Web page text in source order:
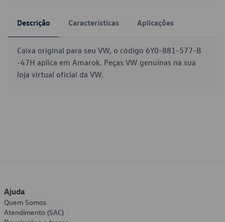
Descrição Características Aplicações
Caixa original para seu VW, o código 6Y0-881-577-B
-47H aplica em Amarok. Peças VW genuínas na sua
loja virtual oficial da VW.
Ajuda
Quem Somos
Atendimento (SAC)